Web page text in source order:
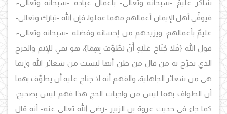
شاكر عليمٌ -سبحانه وتعالى- بأعمال عباده -سبحانه وتعالى-،
فيوفِّي أهل الإيمان أعمالهم مهما عملوا، فإن الله -تبارك وتعالى-
عليمٌ بأعمالهم، ويزيدهم من إحسانه وفضله -سبحانه وتعالى-،
قول الله {فَلا جُنَاحَ عَلَيْهِ أَنْ يَطَّوَّفَ بِهِمَا}، هو نفي للإثم والحرج
الذي تحرَّج به من قال من ظن أنها ليست من شعائر الله وإنما
هي من شعائر الجاهلية، والفهم أنه لا جناح عليه أن يطوَّف بهما
أن الطواف بهما ليس من واجبات الحج هذا فهم ليس بصحيح،
كما جاء في حديث عروة بن الزبير -رضي الله تعالى عنه- أنه قال